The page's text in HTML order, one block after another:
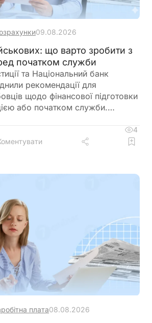
09.08.2026
що варто зробити з
початком служби
та Національний банк
рекомендації для
щодо фінансової підготовки
або початком служби.
банківські рахунки,
та оформити необхідні
4
плата08.08.2026